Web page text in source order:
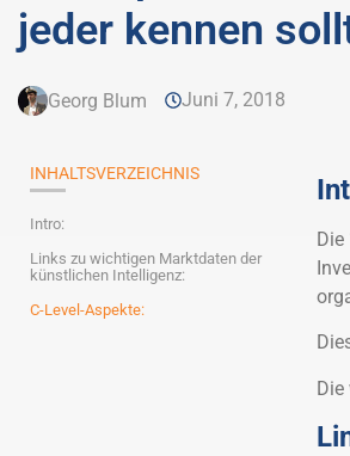
jeder kennen
Georg Blum Juni 7, 2018
INHALTSVERZEICHNIS
Intro:
Links zu wichtigen Marktdaten der
künstlichen Intelligenz:
C-Level-Aspekte:
Die